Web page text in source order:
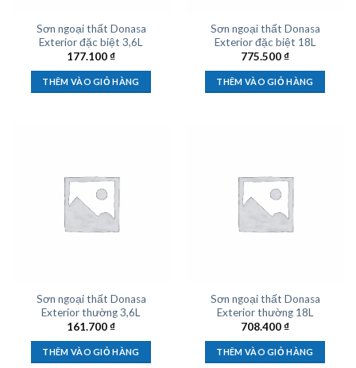
Sơn ngoại thất Donasa
Exterior đặc biệt 3,6L
177.100₫
THÊM VÀO GIỎ HÀNG
Sơn ngoại thất Donasa
Exterior đặc biệt 18L
775.500₫
THÊM VÀO GIỎ HÀNG
Sơn ngoại thất Donasa
Exterior thường 3,6L
161.700₫
THÊM VÀO GIỎ HÀNG
Sơn ngoại thất Donasa
Exterior thường 18L
708.400₫
THÊM VÀO GIỎ HÀNG